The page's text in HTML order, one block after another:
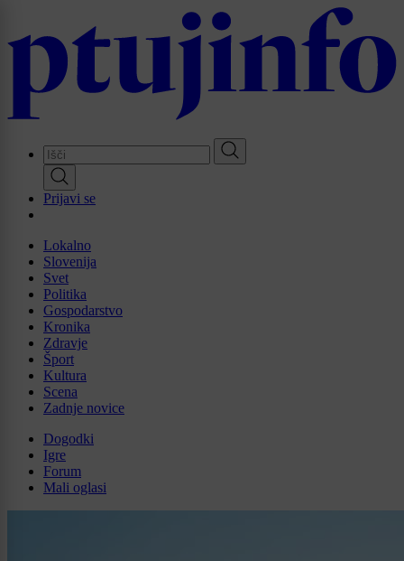
main
Prijavi se
Lokalno
Slovenija
Svet
Politika
Gospodarstvo
Kronika
Zdravje
Šport
Kultura
Scena
Zadnje novice
Dogodki
Igre
Forum
Mali oglasi